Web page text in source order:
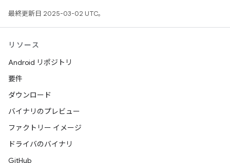
最終更新日 2025-03-02 UTC。
リソース
Android リポジトリ
要件
ダウンロード
バイナリのプレビュー
ファクトリー イメージ
ドライバのバイナリ
GitHub